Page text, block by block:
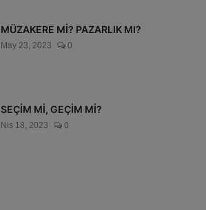
MÜZAKERE Mİ? PAZARLIK MI?
May 23, 2023 0
SEÇİM Mİ, GEÇİM Mİ?
Nis 18, 2023 0